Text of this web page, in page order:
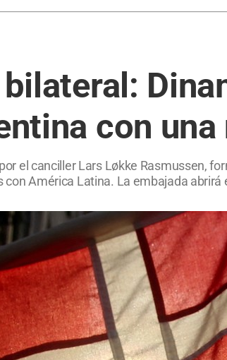
con
el canciller Lars Løkke Rasmussen,
con América Latina. La embajada abrirá